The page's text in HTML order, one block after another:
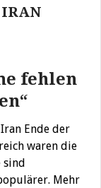
fehlen
Ende der
waren die
sind
Mehr